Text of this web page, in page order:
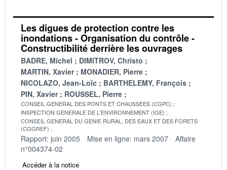
Les digues de protection contre les
inondations - Organisation du contrôle -
Constructibilité derrière les ouvrages
BADRE, Michel
DIMITROV, Christo
MARTIN, Xavier
MONADIER, Pierre
NICOLAZO, Jean-Loïc
BARTHELEMY, François
PIN, Xavier
ROUSSEL, Pierre
CONSEIL GENERAL DES PONTS ET CHAUSSEES (CGPC)
INSPECTION GENERALE DE L'ENVIRONNEMENT (IGE)
CONSEIL GENERAL DU GENIE RURAL, DES EAUX ET DES FORETS
(CGGREF)
Rapport: juin 2005 Mise en ligne: mars 2007
Affaire
n°004374-02
Accéder à la notice